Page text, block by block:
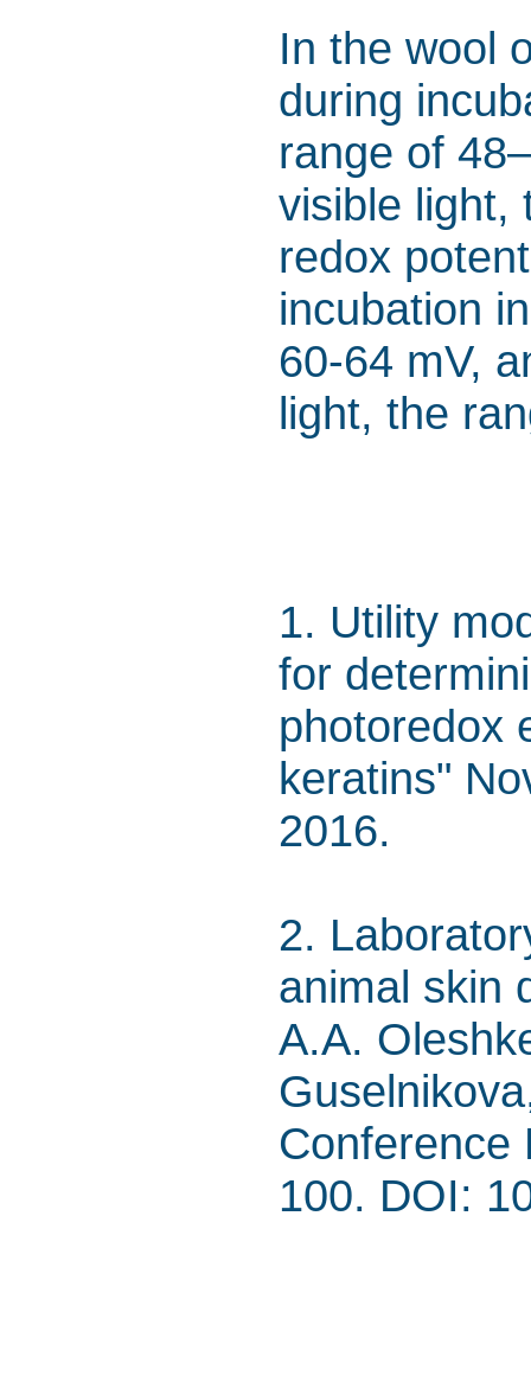
In the wool
during
range of
visible light,
redox
incubation
60-64 mV,
light, the
1. Utility
for
photoredox
keratins"
2016.
2.
animal skin
A.A.
Conference
100. DOI: